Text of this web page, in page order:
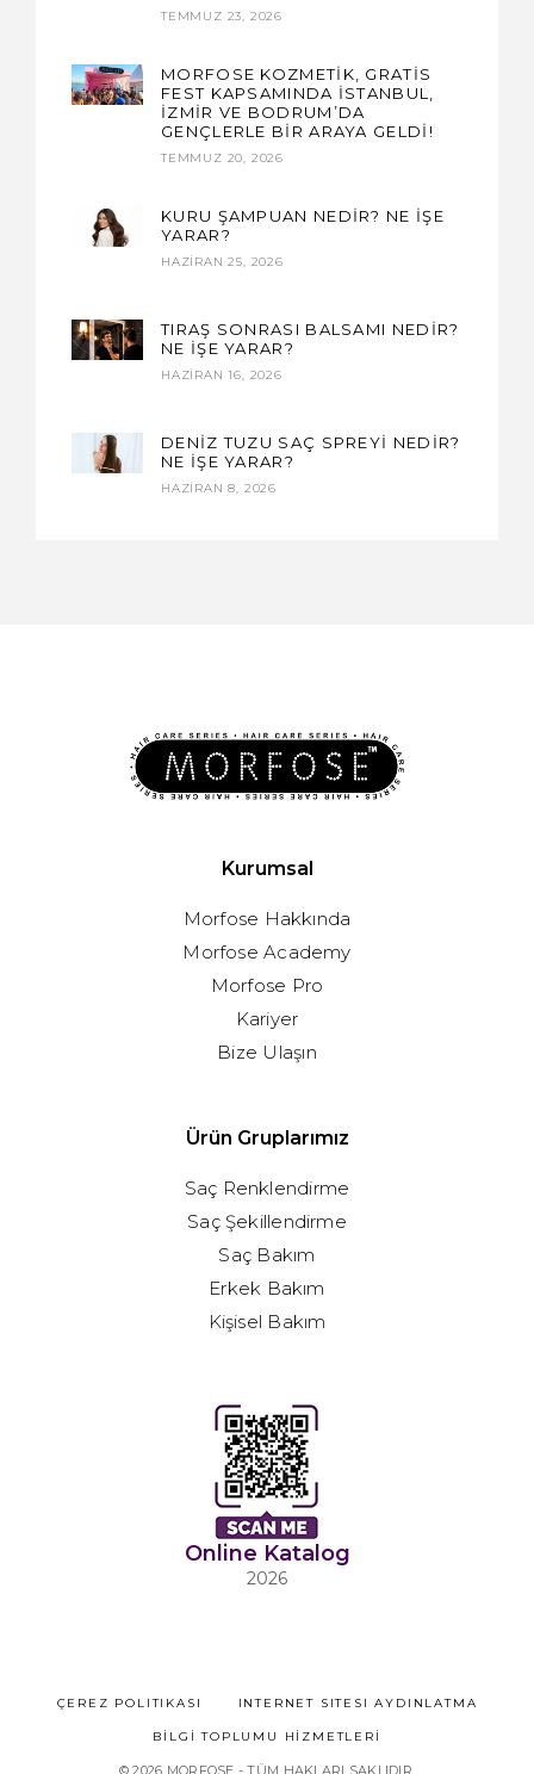
TEMMUZ 23, 2026
MORFOSE KOZMETİK, GRATİS
FEST KAPSAMINDA İSTANBUL,
İZMİR VE BODRUM’DA
GENÇLERLE BİR ARAYA GELDİ!
TEMMUZ 20, 2026
KURU ŞAMPUAN NEDİR? NE İŞE
YARAR?
HAZIRAN 25, 2026
TIRAŞ SONRASI BALSAMI NEDİR?
NE İŞE YARAR?
HAZIRAN 16, 2026
DENİZ TUZU SAÇ SPREYİ NEDİR?
NE İŞE YARAR?
HAZIRAN 8, 2026
Kurumsal
Morfose Hakkında
Morfose Academy
Morfose Pro
Kariyer
Bize Ulaşın
Ürün Gruplarımız
Saç Renklendirme
Saç Şekillendirme
Saç Bakım
Erkek Bakım
Kişisel Bakım
Online Katalog
2026
ÇEREZ POLİTİKASI İNTERNET SİTESİ AYDINLATMA
BİLGİ TOPLUMU HİZMETLERİ
© 2026 MORFOSE - TÜM HAKLARI SAKLIDIR.